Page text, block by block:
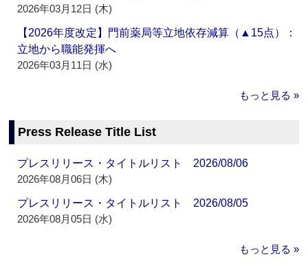
2026年03月12日 (木)
【2026年度改定】門前薬局等立地依存減算（▲15点）：
立地から職能発揮へ
2026年03月11日 (水)
もっと見る »
Press Release Title List
プレスリリース・タイトルリスト 2026/08/06
2026年08月06日 (木)
プレスリリース・タイトルリスト 2026/08/05
2026年08月05日 (水)
もっと見る »